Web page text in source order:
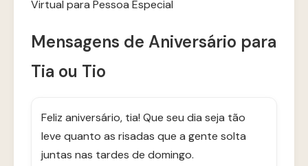
Virtual para Pessoa Especial
Mensagens de Aniversário para
Tia ou Tio
Feliz aniversário, tia! Que seu dia seja tão
leve quanto as risadas que a gente solta
juntas nas tardes de domingo.